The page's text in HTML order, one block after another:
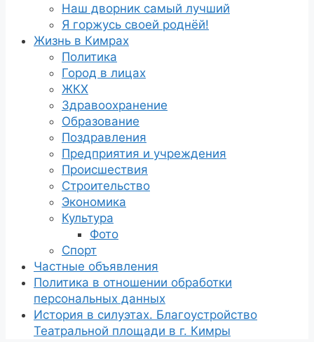
Наш дворник самый лучший
Я горжусь своей роднёй!
Жизнь в Кимрах
Политика
Город в лицах
ЖКХ
Здравоохранение
Образование
Поздравления
Предприятия и учреждения
Происшествия
Строительство
Экономика
Культура
Фото
Спорт
Частные объявления
Политика в отношении обработки
персональных данных
История в силуэтах. Благоустройство
Театральной площади в г. Кимры